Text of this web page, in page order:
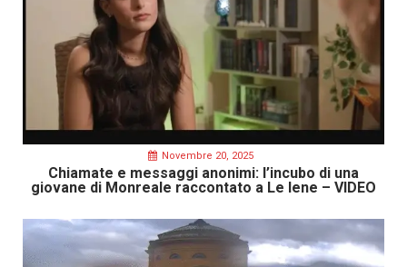
Novembre 20, 2025
Chiamate e messaggi anonimi: l’incubo di una
giovane di Monreale raccontato a Le Iene – VIDEO